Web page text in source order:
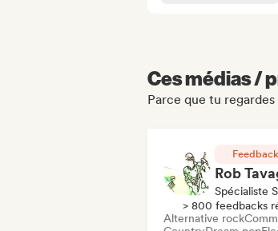
Ces médias /
Parce que tu
Spécialiste
> 800 feedbacks
Alternative rock